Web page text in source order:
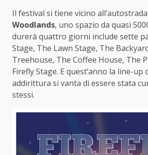
Il festival si tiene vicino
Woodlands, uno spazio da quasi
durerà quattro giorni include sette
Stage, The Lawn Stage, The
Treehouse, The Coffee House, The
Firefly Stage. E quest’anno la line-up
addirittura si vanta di essere stata
stessi.